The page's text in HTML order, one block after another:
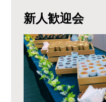
新人歓迎会